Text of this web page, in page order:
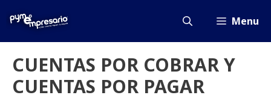
Menu
CUENTAS POR COBRAR Y
CUENTAS POR PAGAR